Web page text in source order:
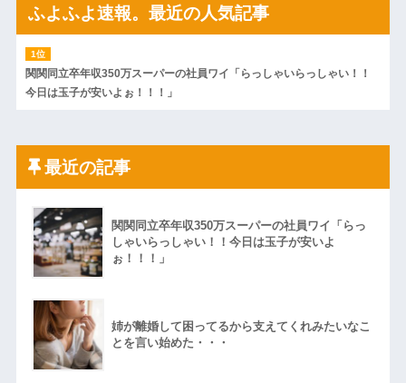
ふよふよ速報。最近の人気記事
関関同立卒年収350万スーパーの社員ワイ「らっしゃいらっしゃい！！
今日は玉子が安いよぉ！！！」
最近の記事
関関同立卒年収350万スーパーの社員ワイ「らっ
しゃいらっしゃい！！今日は玉子が安いよ
ぉ！！！」
姉が離婚して困ってるから支えてくれみたいなこ
とを言い始めた・・・